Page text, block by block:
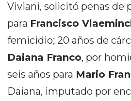
CÓMO RECIBIR PEDIDOS
WHATSAPP: LA GUÍA
DEFINITIVA PARA
RESTAURANTES Y
Viviani, solicitó penas de
para Francisco
femicidio; 20 años de
Daiana Franco, por
seis años para Mario
Daiana, imputado por